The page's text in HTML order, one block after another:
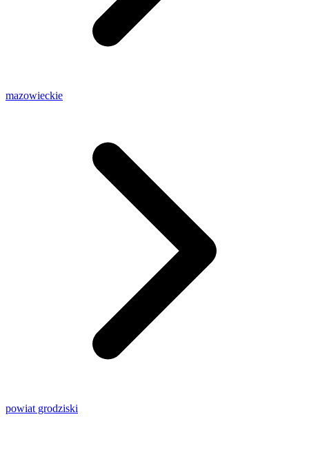
mazowieckie
powiat grodziski